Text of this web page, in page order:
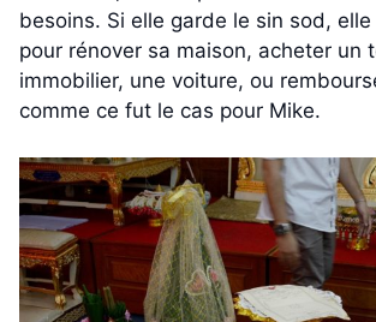
besoins. Si elle garde le sin sod, elle
pour rénover sa maison, acheter un
immobilier, une voiture, ou
comme ce fut le cas pour Mike.